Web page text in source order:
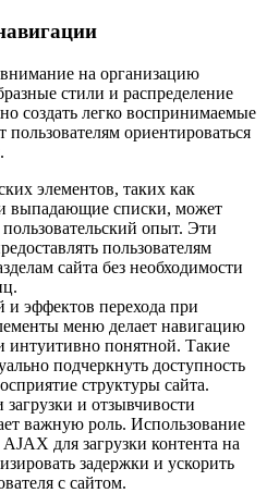
на организацию
стили и распределение
создать легко воспринимаемые
пользователям ориентироваться
элементов, таких как
выпадающие списки, может
опыт. Эти
пользователям
сайта без необходимости
эффектов перехода при
меню делает навигацию
интуитивно понятной. Такие
подчеркнуть доступность
структуры сайта.
и отзывчивости
важную роль. Использование
для загрузки контента на
задержки и ускорить
с сайтом.